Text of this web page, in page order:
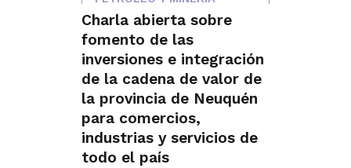
Charla abierta sobre
fomento de las
inversiones e integración
de la cadena de valor de
la provincia de Neuquén
para comercios,
industrias y servicios de
todo el país